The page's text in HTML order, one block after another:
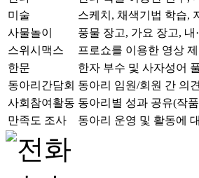
미술
스케치, 채색기법 학습,
사물놀이
풍물 장고, 가요 장고,
스위시맥스
프로쇼를 이용한 영상
한문
한자 부수 및 사자성어
동아리간담회 동아리 임원/회원 간 의
사회참여활동 동아리별 성과 공유(작
만족도 조사
동아리 운영 및 활동에